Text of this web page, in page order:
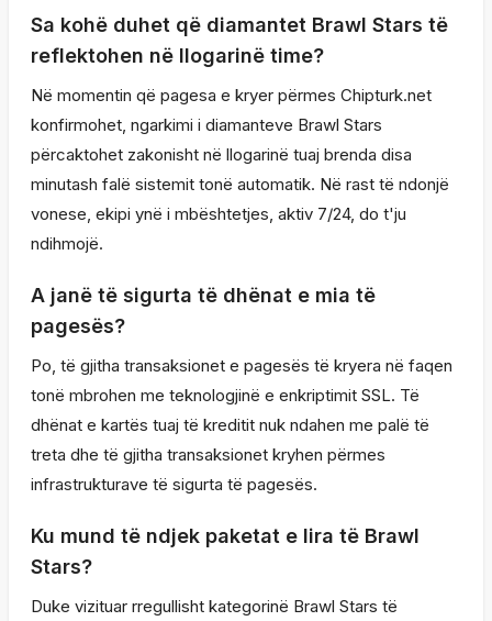
Sa kohë duhet që diamantet Brawl Stars të
reflektohen në llogarinë time?
Në momentin që pagesa e kryer përmes Chipturk.net
konfirmohet, ngarkimi i diamanteve Brawl Stars
përcaktohet zakonisht në llogarinë tuaj brenda disa
minutash falë sistemit tonë automatik. Në rast të ndonjë
vonese, ekipi ynë i mbështetjes, aktiv 7/24, do t'ju
ndihmojë.
A janë të sigurta të dhënat e mia të
pagesës?
Po, të gjitha transaksionet e pagesës të kryera në faqen
tonë mbrohen me teknologjinë e enkriptimit SSL. Të
dhënat e kartës tuaj të kreditit nuk ndahen me palë të
treta dhe të gjitha transaksionet kryhen përmes
infrastrukturave të sigurta të pagesës.
Ku mund të ndjek paketat e lira të Brawl
Stars?
Duke vizituar rregullisht kategorinë Brawl Stars të